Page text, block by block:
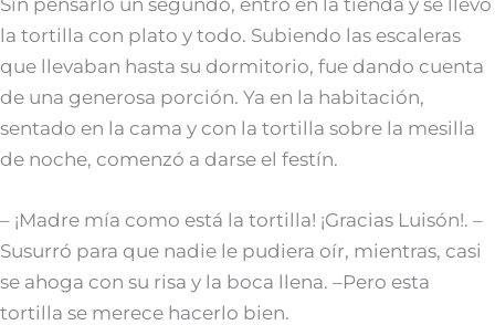
la tortilla con plato y todo. Subiendo las escaleras
que llevaban hasta su dormitorio, fue dando cuenta
de una generosa porción. Ya en la habitación,
sentado en la cama y con la tortilla sobre la mesilla
de noche, comenzó a darse el festín.
– ¡Madre mía como está la tortilla! ¡Gracias Luisón!. –
Susurró para que nadie le pudiera oír, mientras, casi
se ahoga con su risa y la boca llena. –Pero esta
tortilla se merece hacerlo bien.